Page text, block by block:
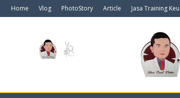
Home Vlog PhotoStory Article Jasa Training